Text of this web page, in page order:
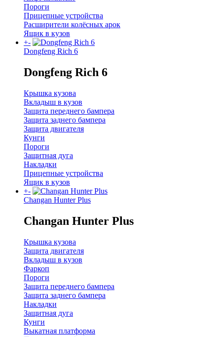
Пороги
Прицепные устройства
Расширители колёсных арок
Ящик в кузов
+-
Dongfeng Rich 6
Dongfeng Rich 6
Крышка кузова
Вкладыш в кузов
Защита переднего бампера
Защита заднего бампера
Защита двигателя
Кунги
Пороги
Защитная дуга
Накладки
Прицепные устройства
Ящик в кузов
+-
Changan Hunter Plus
Changan Hunter Plus
Крышка кузова
Защита двигателя
Вкладыш в кузов
Фаркоп
Пороги
Защита переднего бампера
Защита заднего бампера
Накладки
Защитная дуга
Кунги
Выкатная платформа